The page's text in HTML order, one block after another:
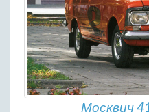
Москвич